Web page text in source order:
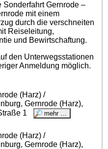
Sonderfahrt Gernrode –
mit einem
durch die verschneiten
Reiseleitung,
und Bewirtschaftung.
den Unterwegsstationen
Anmeldung möglich.
(Harz) /
Gernrode (Harz),
1
(Harz) /
Gernrode (Harz),